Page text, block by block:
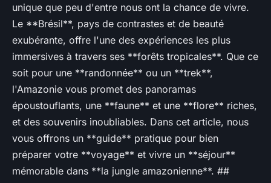
unique que peu d'entre nous ont la chance de vivre.
Le **Brésil**, pays de contrastes et de beauté
exubérante, offre l'une des expériences les plus
immersives à travers ses **forêts tropicales**. Que ce
soit pour une **randonnée** ou un **trek**,
l'Amazonie vous promet des panoramas
époustouflants, une **faune** et une **flore** riches,
et des souvenirs inoubliables. Dans cet article, nous
vous offrons un **guide** pratique pour bien
préparer votre **voyage** et vivre un **séjour**
mémorable dans **la jungle amazonienne**. ##